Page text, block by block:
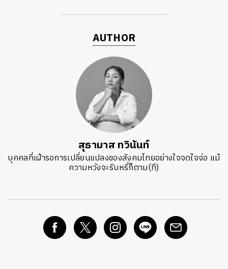
AUTHOR
สุธามาส ทวินันท์
บุคคลที่เฝ้ารอการเปลี่ยนแปลงของสังคมไทยอย่างใจจดใจจ่อ แม้
ความหวังจะริบหรี่ก็ตาม(ที)